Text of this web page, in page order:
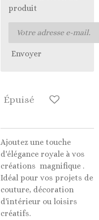
produit
Envoyer
Épuisé
Ajoutez une touche
d'élégance royale à vos
créations magnifique .
Idéal pour vos projets de
couture, décoration
d'intérieur ou loisirs
créatifs.